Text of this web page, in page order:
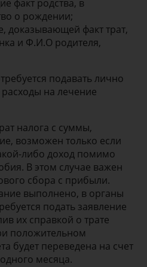
факт родства, в
о рождении;
доказывающей факт трат,
и Ф.И.О родителя,
подавать лично
на лечение
налога с суммы,
возможен только если
либо доход помимо
В этом случае важен
сбора с прибыли.
выполнено, в органы
подать заявление
их справкой о трате
положительном
будет переведена на счет
месяца.